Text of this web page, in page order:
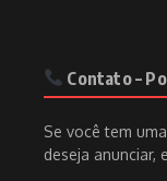
Contato –
Se você tem
deseja anunciar,